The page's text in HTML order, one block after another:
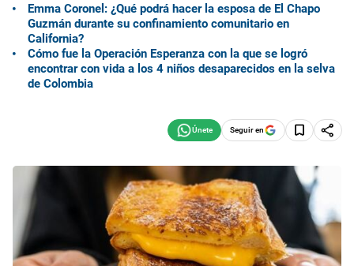
Emma Coronel: ¿Qué podrá hacer la esposa de El Chapo
Guzmán durante su confinamiento comunitario en
California?
Cómo fue la Operación Esperanza con la que se logró
encontrar con vida a los 4 niños desaparecidos en la selva
de Colombia
Seguir en